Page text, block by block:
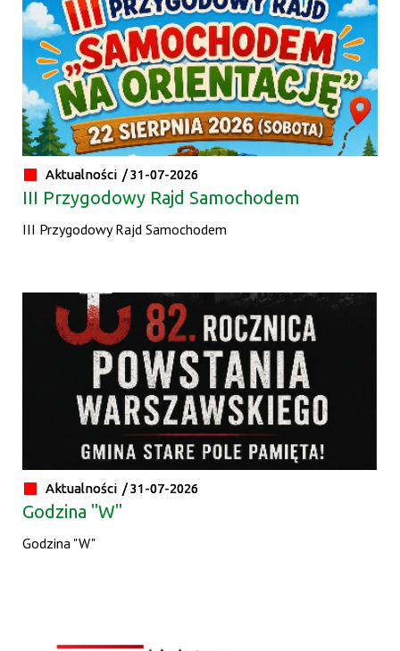
Aktualności /31-07-2026
III Przygodowy Rajd Samochodem
III Przygodowy Rajd Samochodem
Aktualności /31-07-2026
Godzina "W"
Godzina "W"